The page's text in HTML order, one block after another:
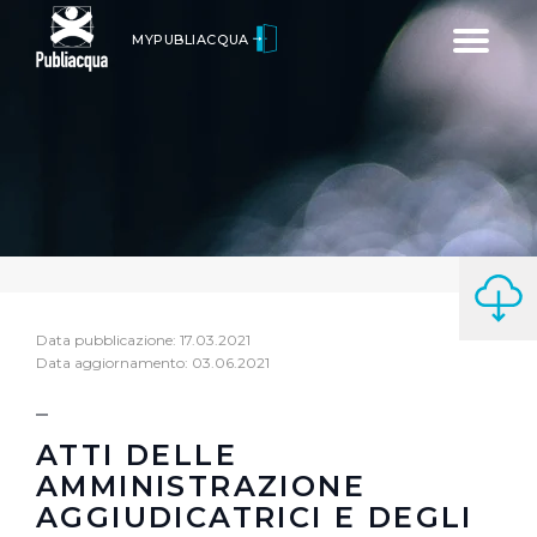
Toggle
MYPUBLIACQUA
Data pubblicazione: 17.03.2021
Data aggiornamento: 03.06.2021
ATTI DELLE
AMMINISTRAZIONE
AGGIUDICATRICI E DEGLI